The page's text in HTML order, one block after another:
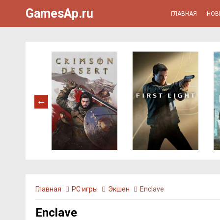
GamesAp.ru ГЛАВНАЯ
Главная PC игры Экшен Enclave
Enclave